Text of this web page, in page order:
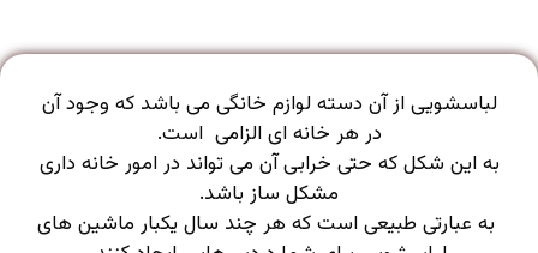
لباسشویی از آن دسته لوازم خانگی می باشد که وجود آن
در هر خانه ای الزامی است.
به این شکل که حتی خرابی آن می تواند در امور خانه داری
مشکل ساز باشد.
به عبارتی طبیعی است که هر چند سال یکبار ماشین های